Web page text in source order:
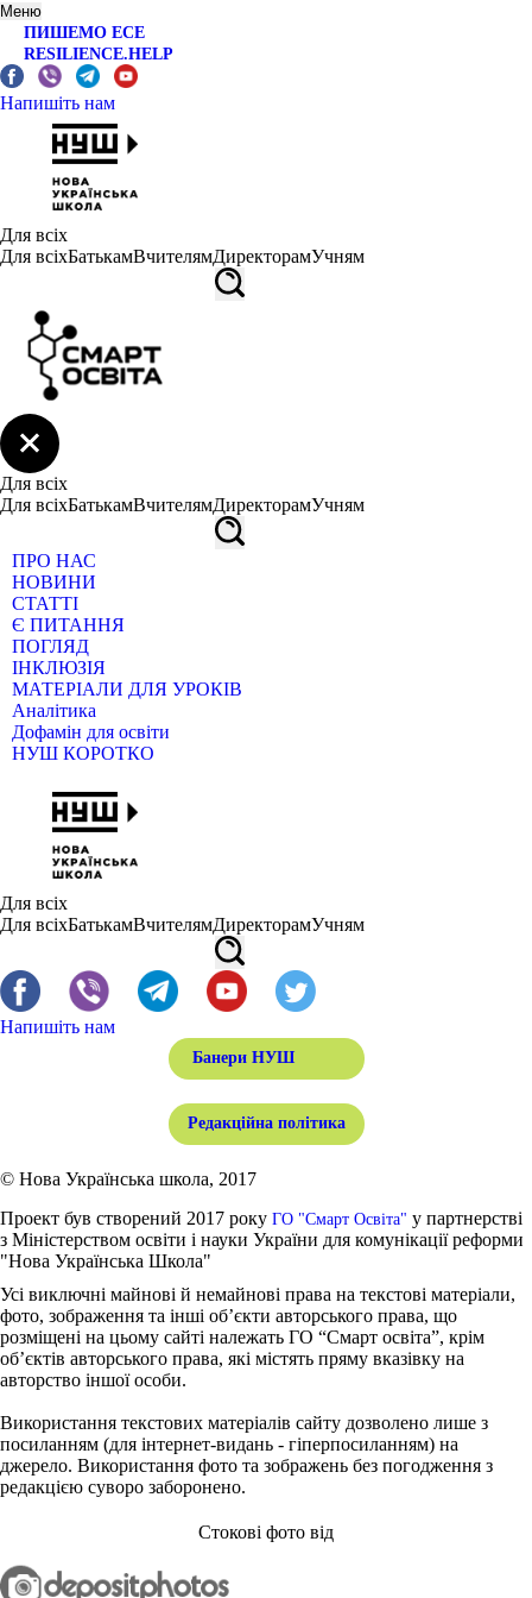
Меню
ПИШЕМО ЕСЕ
RESILIENCE.HELP
Напишіть нам
Для всіх
Для всіхБатькамВчителямДиректорамУчням
Для всіх
Для всіхБатькамВчителямДиректорамУчням
ПРО НАС
НОВИНИ
СТАТТІ
Є ПИТАННЯ
ПОГЛЯД
ІНКЛЮЗІЯ
МАТЕРІАЛИ ДЛЯ УРОКІВ
Аналітика
Дофамін для освіти
НУШ КОРОТКО
Для всіх
Для всіхБатькамВчителямДиректорамУчням
Напишіть нам
Банери НУШ
Редакційна політика
© Нова Українська школа, 2017
Проект був створений 2017 року ГО "Смарт Освіта" у партнерстві
з Міністерством освіти і науки України для комунікації реформи
"Нова Українська Школа"
Усі виключні майнові й немайнові права на текстові матеріали,
фото, зображення та інші об’єкти авторського права, що
розміщені на цьому сайті належать ГО “Смарт освіта”, крім
об’єктів авторського права, які містять пряму вказівку на
авторство іншої особи.
Використання текстових матеріалів сайту дозволено лише з
посиланням (для інтернет-видань - гіперпосиланням) на
джерело. Використання фото та зображень без погодження з
редакцією суворо заборонено.
Стокові фото від